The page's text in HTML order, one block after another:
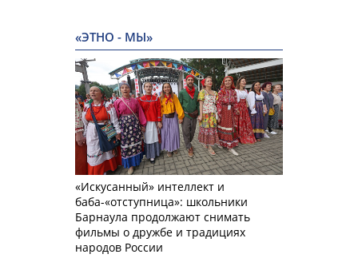
«ЭТНО - МЫ»
«Искусанный» интеллект и
баба-«отступница»: школьники
Барнаула продолжают снимать
фильмы о дружбе и традициях
народов России